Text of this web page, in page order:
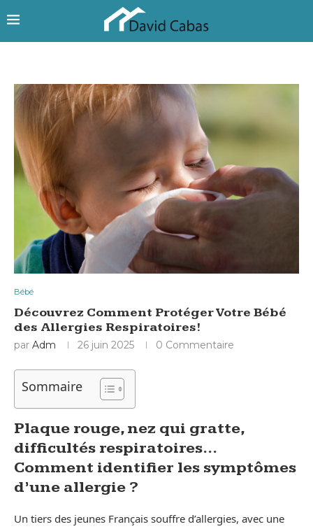
Bébé
Découvrez Comment Protéger Votre Bébé
des Allergies Respiratoires!
par Adm 26 juin 2025 0 Commentaire
Sommaire
Plaque rouge, nez qui gratte,
difficultés respiratoires…
Comment identifier les symptômes
d’une allergie ?
Un tiers des jeunes Français souffre d’allergies, avec une